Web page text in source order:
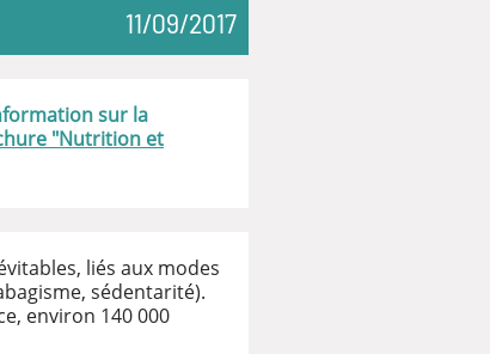
? 11/09/2017
sur la
"Nutrition et
liés aux modes
sédentarité).
environ 140 000